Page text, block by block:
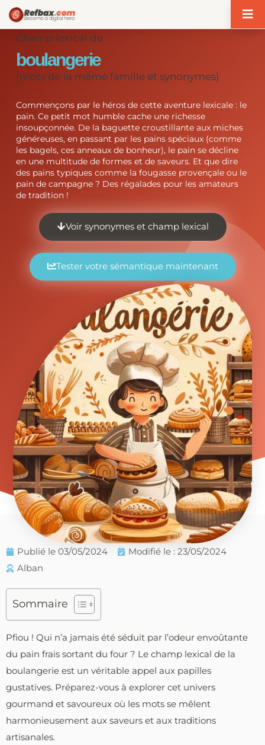
Champ lexical de
boulangerie
(mots de la même famille et synonymes)
Commençons par le héros de cette aventure lexicale : le
pain. Ce petit mot humble cache une richesse
insoupçonnée. De la baguette croustillante aux miches
généreuses, en passant par les pains spéciaux (comme
les bagels, ces anneaux de bonheur), le pain se décline
en une multitude de formes et de saveurs. Et que dire
des pains typiques comme la fougasse provençale ou le
pain de campagne ? Des régalades pour les amateurs
de tradition !
Voir synonymes et champ lexical
Tester votre sémantique maintenant
Publié le 03/05/2024
Modifié le : 23/05/2024
Alban
Sommaire
Pfiou ! Qui n’a jamais été séduit par l’odeur envoûtante
du pain frais sortant du four ? Le champ lexical de la
boulangerie est un véritable appel aux papilles
gustatives. Préparez-vous à explorer cet univers
gourmand et savoureux où les mots se mêlent
harmonieusement aux saveurs et aux traditions
artisanales.
Panneau de gestion des cookies